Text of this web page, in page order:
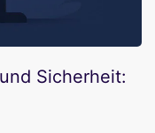
Sicherheit: